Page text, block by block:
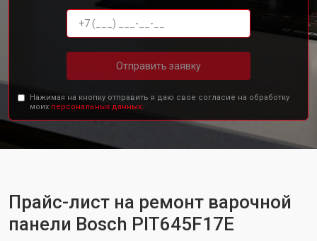
Отправить заявку
Нажимая на кнопку отправить я даю свое согласие на обработку
моих персональных данных.
Прайс-лист на ремонт варочной
панели Bosch PIT645F17E